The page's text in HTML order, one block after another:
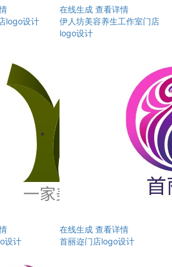
logo设计
在线生成 查看详情
伊人坊美容养生工作室门店
logo设计
设计
在线生成 查看详情
首丽迩门店logo设计